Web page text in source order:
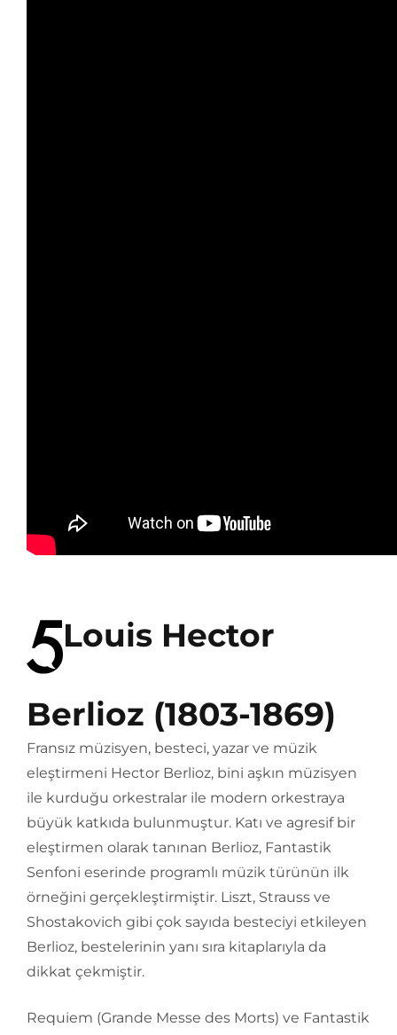
Louis Hector
Berlioz (1803-1869)
Fransız müzisyen, besteci, yazar ve müzik
eleştirmeni Hector Berlioz, bini aşkın müzisyen
ile kurduğu orkestralar ile modern orkestraya
büyük katkıda bulunmuştur. Katı ve agresif bir
eleştirmen olarak tanınan Berlioz, Fantastik
Senfoni eserinde programlı müzik türünün ilk
örneğini gerçekleştirmiştir. Liszt, Strauss ve
Shostakovich gibi çok sayıda besteciyi etkileyen
Berlioz, bestelerinin yanı sıra kitaplarıyla da
dikkat çekmiştir.
Requiem (Grande Messe des Morts) ve Fantastik